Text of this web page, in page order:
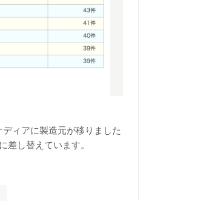
ィアに製造元が移りました
差し替えています。